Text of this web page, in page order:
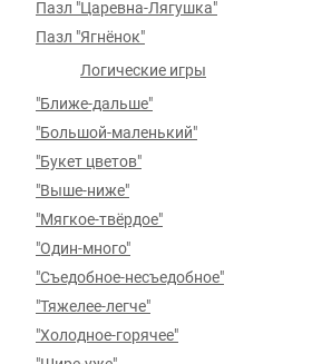
Пазл "Царевна-Лягушка"
Пазл "Ягнёнок"
Логические игры
"Ближе-дальше"
"Большой-маленький"
"Букет цветов"
"Выше-ниже"
"Мягкое-твёрдое"
"Один-много"
"Съедобное-несъедобное"
"Тяжелее-легче"
"Холодное-горячее"